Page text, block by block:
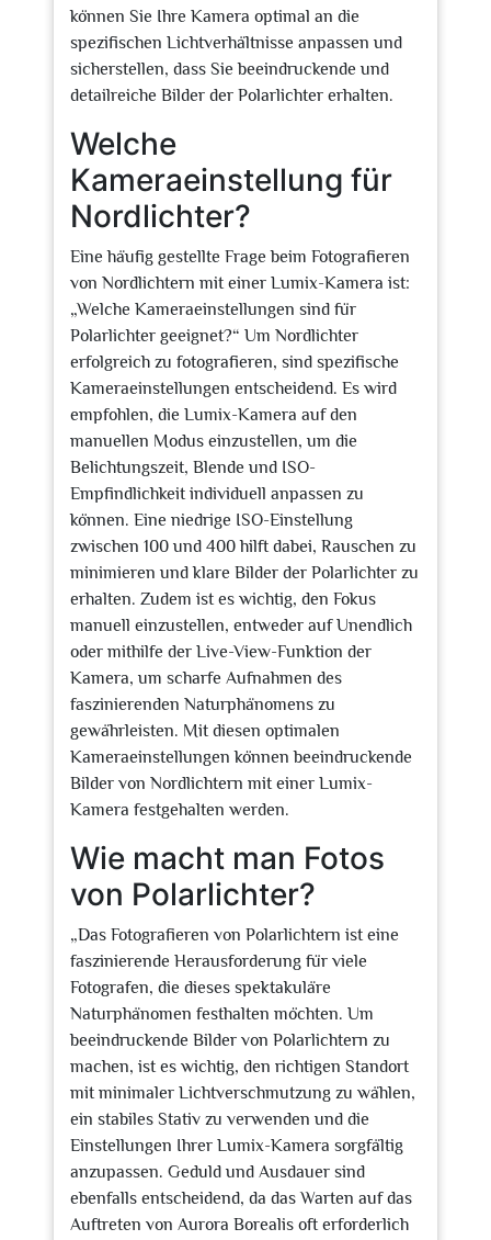
können Sie Ihre Kamera optimal an die
spezifischen Lichtverhältnisse anpassen und
sicherstellen, dass Sie beeindruckende und
detailreiche Bilder der Polarlichter erhalten.
Welche
Kameraeinstellung für
Nordlichter?
Eine häufig gestellte Frage beim Fotografieren
von Nordlichtern mit einer Lumix-Kamera ist:
„Welche Kameraeinstellungen sind für
Polarlichter geeignet?“ Um Nordlichter
erfolgreich zu fotografieren, sind spezifische
Kameraeinstellungen entscheidend. Es wird
empfohlen, die Lumix-Kamera auf den
manuellen Modus einzustellen, um die
Belichtungszeit, Blende und ISO-
Empfindlichkeit individuell anpassen zu
können. Eine niedrige ISO-Einstellung
zwischen 100 und 400 hilft dabei, Rauschen zu
minimieren und klare Bilder der Polarlichter zu
erhalten. Zudem ist es wichtig, den Fokus
manuell einzustellen, entweder auf Unendlich
oder mithilfe der Live-View-Funktion der
Kamera, um scharfe Aufnahmen des
faszinierenden Naturphänomens zu
gewährleisten. Mit diesen optimalen
Kameraeinstellungen können beeindruckende
Bilder von Nordlichtern mit einer Lumix-
Kamera festgehalten werden.
Wie macht man Fotos
von Polarlichter?
„Das Fotografieren von Polarlichtern ist eine
faszinierende Herausforderung für viele
Fotografen, die dieses spektakuläre
Naturphänomen festhalten möchten. Um
beeindruckende Bilder von Polarlichtern zu
machen, ist es wichtig, den richtigen Standort
mit minimaler Lichtverschmutzung zu wählen,
ein stabiles Stativ zu verwenden und die
Einstellungen Ihrer Lumix-Kamera sorgfältig
anzupassen. Geduld und Ausdauer sind
ebenfalls entscheidend, da das Warten auf das
Auftreten von Aurora Borealis oft erforderlich